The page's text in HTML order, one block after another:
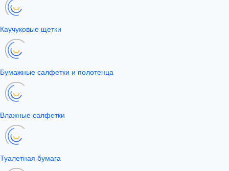
Каучуковые щетки
Бумажные салфетки и полотенца
Влажные салфетки
Туалетная бумага